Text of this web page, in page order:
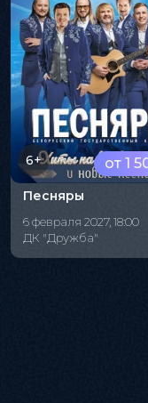
от 1
6+
Песняры
6 февраля 2027, 18:00
ДК "Дружба"